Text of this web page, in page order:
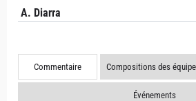
A. Diarra
Commentaire Compositions des
Événements